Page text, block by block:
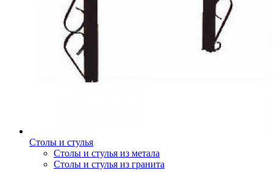
Столы и стулья
Столы и стулья из метала
Столы и стулья из гранита